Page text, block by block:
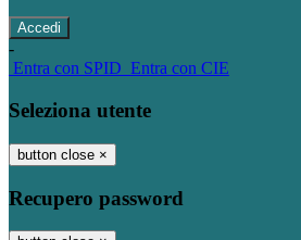
-
Entra con SPID Entra con CIE
Seleziona utente
button close ×
Recupero password